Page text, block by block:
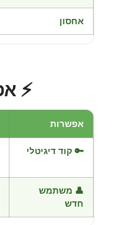
אחסון
⚡
אפשרות
🔑 קוד דיגיטלי
👤 משתמש
חדש